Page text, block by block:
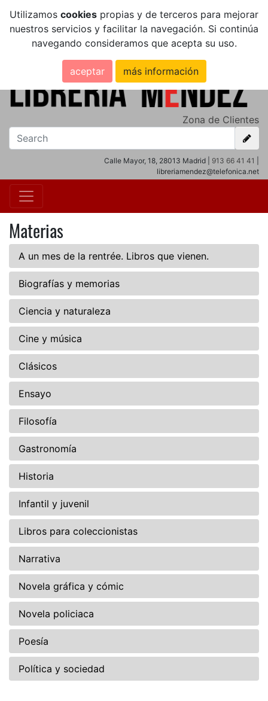
Utilizamos cookies propias y de terceros para mejorar
nuestros servicios y facilitar la navegación. Si continúa
navegando consideramos que acepta su uso.
aceptar más información
Zona de Clientes
Calle Mayor, 18, 28013 Madrid | 913 66 41 41
libreriamendez@telefonica.net
Materias
A un mes de la rentrée. Libros que vienen.
Biografías y memorias
Ciencia y naturaleza
Cine y música
Clásicos
Ensayo
Filosofía
Gastronomía
Historia
Infantil y juvenil
Libros para coleccionistas
Narrativa
Novela gráfica y cómic
Novela policiaca
Poesía
Política y sociedad